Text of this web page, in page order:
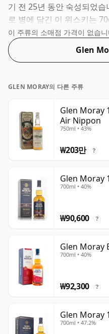
기 전 25년 동안 숙성되었
로 병에 담긴 이 위스키는
이 주류의 소매점 가격이 없습
Glen
GLEN MORAY의 다른 주류
Glen Moray
Air Nippon
750ml • 43%
₩203만 ?
Glen Moray
700ml • 40%
₩90,600 ?
Glen Moray
700ml • 40%
₩92,300 ?
Glen Moray
700ml • 47.2%